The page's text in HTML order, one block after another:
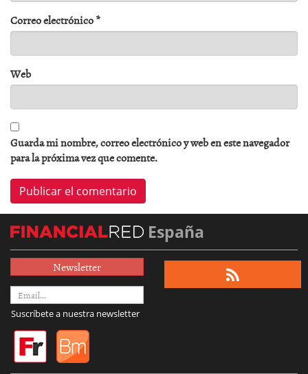
Correo electrónico*
Web
Guarda mi nombre, correo electrónico y web en este navegador
para la próxima vez que comente.
España
Newsletter
Suscríbete a nuestra newsletter